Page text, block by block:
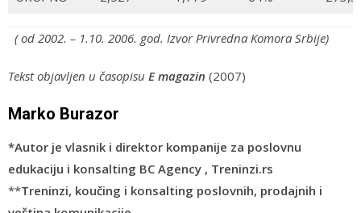
( od 2002. – 1.10. 2006. god. Izvor Privredna Komora Srbije)
Tekst objavljen u časopisu E magazin (2007)
Marko Burazor
*Autor je vlasnik i direktor kompanije za poslovnu
edukaciju i konsalting BC Agency , Treninzi.rs
**Treninzi, koučing i konsalting poslovnih, prodajnih i